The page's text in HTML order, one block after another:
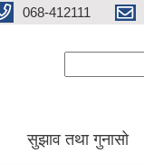
068-412111
सुझाव तथा गुनासो